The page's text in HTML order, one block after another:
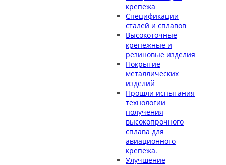
крепежа
Спецификации
сталей и сплавов
Высокоточные
крепежные и
резиновые изделия
Покрытие
металлических
изделий
Прошли испытания
технологии
получения
высокопрочного
сплава для
авиационного
крепежа.
Улучшение